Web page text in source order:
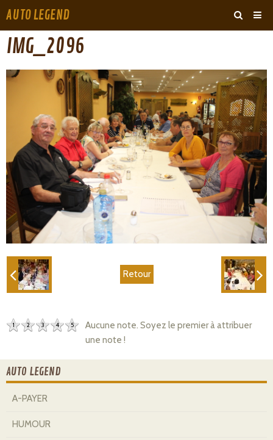
AUTO LEGEND
ARCHIVES
‹ ›
IMG_2096
Retour
1 2 3 4 5
Aucune note. Soyez le premier à attribuer
une note !
AUTO LEGEND
A-PAYER
HUMOUR